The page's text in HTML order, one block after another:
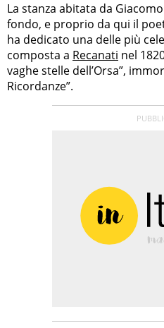
La stanza abitata da
fondo, e proprio da qui il
ha dedicato una delle più
composta a Recanati nel
vaghe stelle dell’Orsa”,
Ricordanze”.